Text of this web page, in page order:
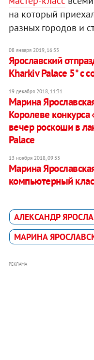
на который
разных городов и
08 января 2019, 16:55
Ярославский
Kharkiv Palace 5* c
19 декабря 2018, 11:31
Марина
Королеве
вечер роскоши в
Palace
13 ноября 2018, 09:33
Марина
компьютерный
АЛЕКСАНДР
МАРИНА
РЕКЛАМА